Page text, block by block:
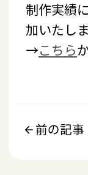
制作実績
加いたし
→こちら
前の記事